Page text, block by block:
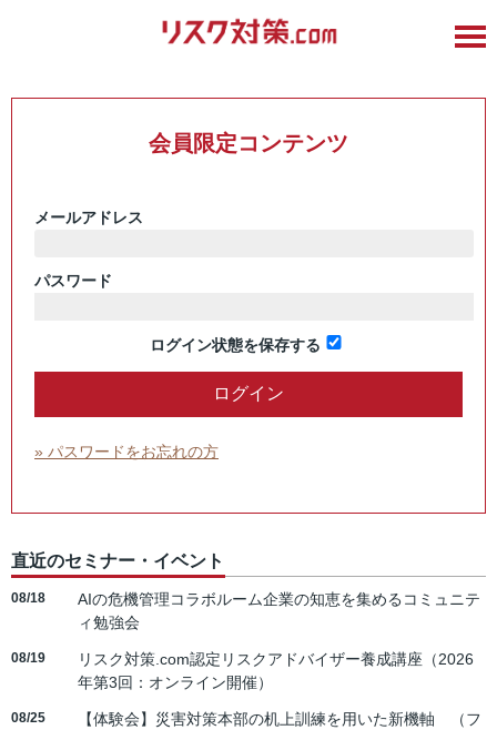
会員限定コンテンツ
メールアドレス
パスワード
ログイン状態を保存する
» パスワードをお忘れの方
直近のセミナー・イベント
08/18
AIの危機管理コラボルーム企業の知恵を集めるコミュニテ
ィ勉強会
08/19
リスク対策.com認定リスクアドバイザー養成講座（2026
年第3回：オンライン開催）
08/25
【体験会】災害対策本部の机上訓練を用いた新機軸 （フ